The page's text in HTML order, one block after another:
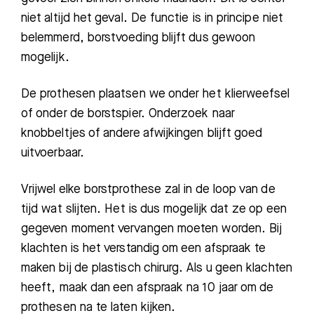
niet altijd het geval. De functie is in principe niet
belemmerd, borstvoeding blijft dus gewoon
mogelijk.
De prothesen plaatsen we onder het klierweefsel
of onder de borstspier. Onderzoek naar
knobbeltjes of andere afwijkingen blijft goed
uitvoerbaar.
Vrijwel elke borstprothese zal in de loop van de
tijd wat slijten. Het is dus mogelijk dat ze op een
gegeven moment vervangen moeten worden. Bij
klachten is het verstandig om een afspraak te
maken bij de plastisch chirurg. Als u geen klachten
heeft, maak dan een afspraak na 10 jaar om de
prothesen na te laten kijken.